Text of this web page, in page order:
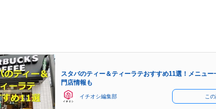
スタバのティー＆ティーラテおすすめ11選！メニュ
門店情報も
イチオシ編集部 こ